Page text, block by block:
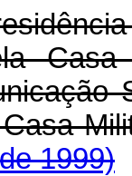
e
1999)